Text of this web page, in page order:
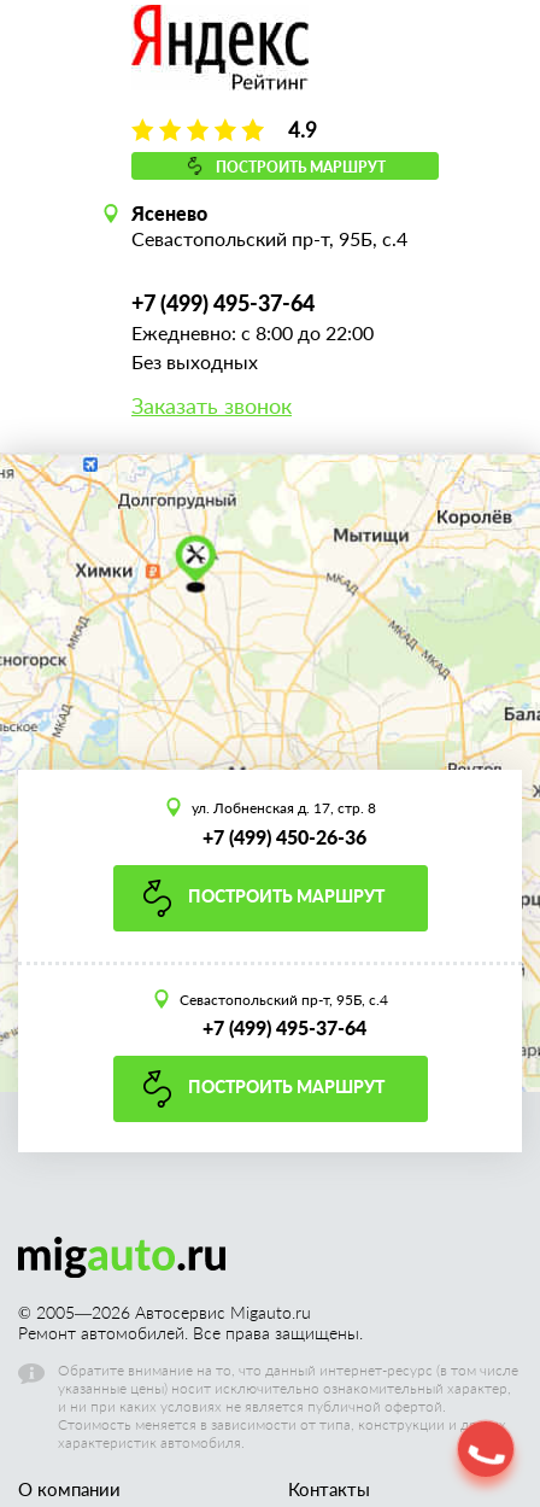
4.9
ПОСТРОИТЬ МАРШРУТ
Ясенево
Севастопольский пр-т, 95Б, с.4
+7 (499) 495-37-64
Ежедневно: с 8:00 до 22:00
Без выходных
Заказать звонок
ул. Лобненская д. 17, стр. 8
+7 (499) 450-26-36
ПОСТРОИТЬ МАРШРУТ
Севастопольский пр-т, 95Б, с.4
+7 (499) 495-37-64
ПОСТРОИТЬ МАРШРУТ
© 2005—2026 Автосервис Migauto.ru
Ремонт автомобилей. Все права защищены.
Обратите внимание на то, что данный интернет-ресурс (в том числе
указанные цены) носит исключительно ознакомительный характер,
и ни при каких условиях не является публичной офертой.
Стоимость меняется в зависимости от типа, конструкции и других
характеристик автомобиля.
О компании Контакты